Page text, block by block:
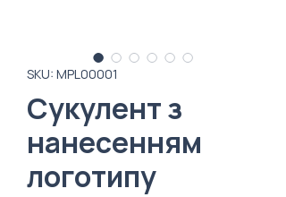
SKU: MPL00001
Сукулент з
нанесенням
логотипу